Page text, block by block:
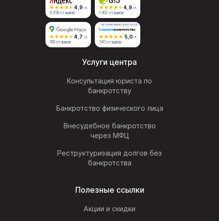
4,9 /5
4 956 отзывов
4,9 /5
1 902 отзывов
4,7 /5
180 отзывов
Независимый агрегатор
5,0/5
340 отзывов
Услуги центра
Консультация юриста по
банкротству
Банкротство физического лица
Внесудебное банкротство
через МФЦ
Реструктуризация долгов без
банкротства
Полезные ссылки
Акции и скидки